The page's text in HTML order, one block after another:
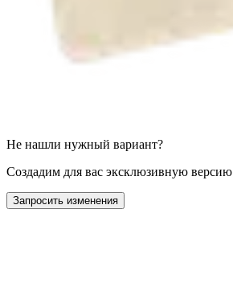
Не нашли нужный вариант?
Создадим для вас эксклюзивную версию
Запросить изменения